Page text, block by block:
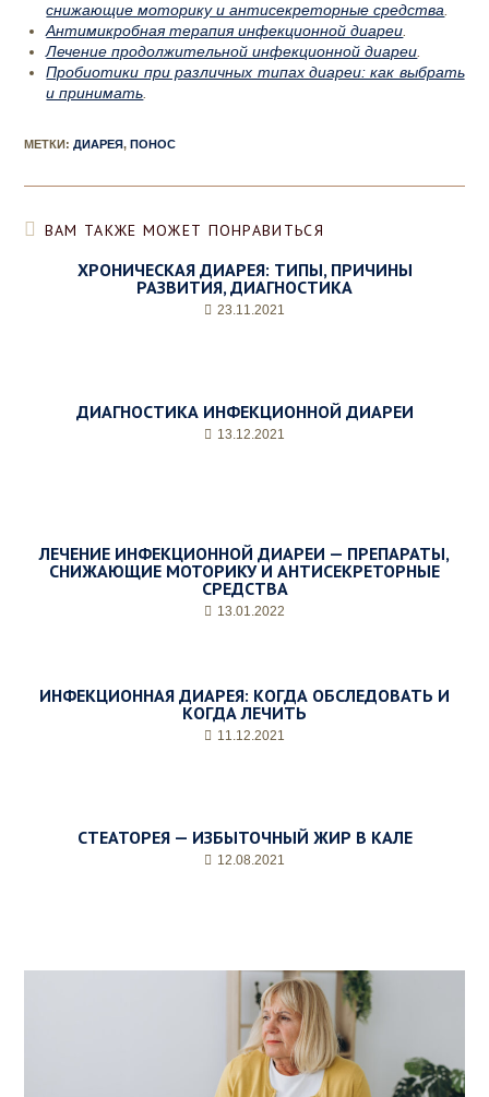
снижающие моторику и антисекреторные средства.
Антимикробная терапия инфекционной диареи.
Лечение продолжительной инфекционной диареи.
Пробиотики при различных типах диареи: как выбрать
и принимать.
МЕТКИ :ДИАРЕЯ, ПОНОС
ВАМ ТАКЖЕ МОЖЕТ ПОНРАВИТЬСЯ
ХРОНИЧЕСКАЯ ДИАРЕЯ: ТИПЫ, ПРИЧИНЫ
РАЗВИТИЯ, ДИАГНОСТИКА
23.11.2021
ДИАГНОСТИКА ИНФЕКЦИОННОЙ ДИАРЕИ
13.12.2021
ЛЕЧЕНИЕ ИНФЕКЦИОННОЙ ДИАРЕИ — ПРЕПАРАТЫ,
СНИЖАЮЩИЕ МОТОРИКУ И АНТИСЕКРЕТОРНЫЕ
СРЕДСТВА
13.01.2022
ИНФЕКЦИОННАЯ ДИАРЕЯ: КОГДА ОБСЛЕДОВАТЬ И
КОГДА ЛЕЧИТЬ
11.12.2021
СТЕАТОРЕЯ — ИЗБЫТОЧНЫЙ ЖИР В КАЛЕ
12.08.2021